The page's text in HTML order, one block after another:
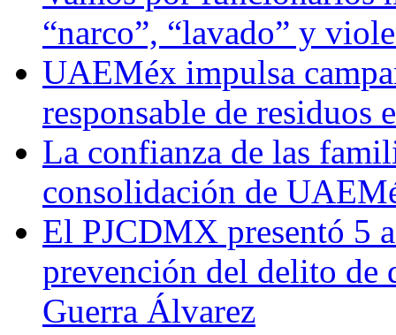
“narco”, “lavado” y
UAEMéx impulsa
responsable de residuos
La confianza de las
consolidación de
El PJCDMX presentó 5
prevención del delito de
Guerra Álvarez